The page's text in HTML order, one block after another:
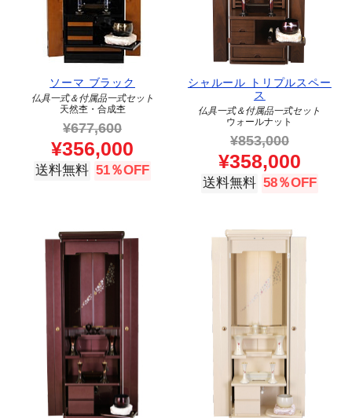
ソーマ ブラック
仏具一式＆付属品一式セット
天然杢・合成杢
¥677,600
¥356,000
送料無料 51％OFF
シャルール トリプルスペー
ス
仏具一式＆付属品一式セット
ウォールナット
¥853,000
¥358,000
送料無料 58％OFF